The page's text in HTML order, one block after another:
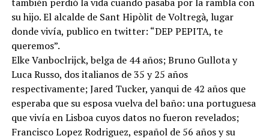
su hijo. El alcalde de Sant Hipòlit de Voltregà, lugar
donde vivía, publico en twitter: “DEP PEPITA, te
queremos”.
Elke Vanboclrijck, belga de 44 años; Bruno Gullota y
Luca Russo, dos italianos de 35 y 25 años
respectivamente; Jared Tucker, yanqui de 42 años que
esperaba que su esposa vuelva del baño: una portuguesa
que vivía en Lisboa cuyos datos no fueron revelados;
Francisco Lopez Rodriguez, español de 56 años y su